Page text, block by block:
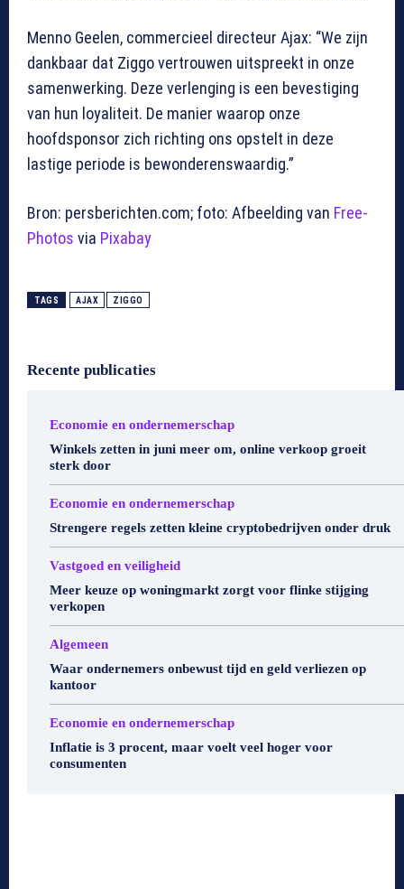
Menno Geelen, commercieel directeur Ajax: “We zijn
dankbaar dat Ziggo vertrouwen uitspreekt in onze
samenwerking. Deze verlenging is een bevestiging
van hun loyaliteit. De manier waarop onze
hoofdsponsor zich richting ons opstelt in deze
lastige periode is bewonderenswaardig.”
Bron: persberichten.com; foto: Afbeelding van Free-
Photos via Pixabay
TAGS AJAX ZIGGO
Recente publicaties
Economie en ondernemerschap
Winkels zetten in juni meer om, online verkoop groeit
sterk door
Economie en ondernemerschap
Strengere regels zetten kleine cryptobedrijven onder druk
Vastgoed en veiligheid
Meer keuze op woningmarkt zorgt voor flinke stijging
verkopen
Algemeen
Waar ondernemers onbewust tijd en geld verliezen op
kantoor
Economie en ondernemerschap
Inflatie is 3 procent, maar voelt veel hoger voor
consumenten